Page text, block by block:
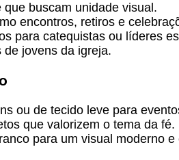
buscam unidade visual.
encontros, retiros e
para catequistas ou líderes
jovens da igreja.
ou de tecido leve para
que valorizem o tema da fé.
para um visual moderno e